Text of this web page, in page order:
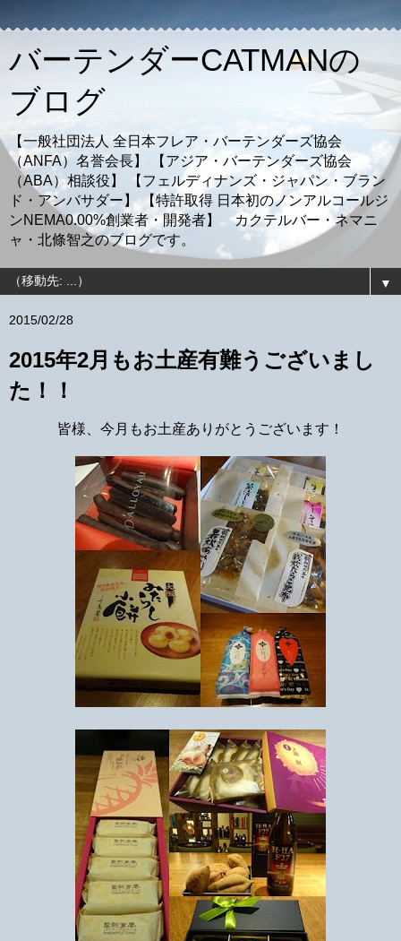
バーテンダーCATMANの
ブログ
【一般社団法人 全日本フレア・バーテンダーズ協会
（ANFA）名誉会長】 【アジア・バーテンダーズ協会
（ABA）相談役】 【フェルディナンズ・ジャパン・ブラン
ド・アンバサダー】 【特許取得 日本初のノンアルコールジ
ンNEMA0.00%創業者・開発者】 カクテルバー・ネマニ
ャ・北條智之のブログです。
▼
2015/02/28
2015年2月もお土産有難うございまし
た！！
皆様、今月もお土産ありがとうございます！